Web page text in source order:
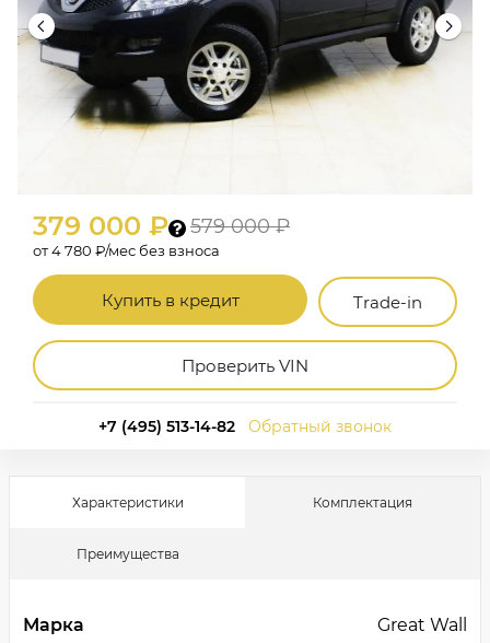
379 000 ₽ 579 000 ₽
от 4 780 ₽/мес без взноса
Купить в кредит Trade-in
Проверить VIN
+7 (495) 513-14-82 Обратный звонок
Характеристики Комплектация
Преимущества
Марка Great Wall